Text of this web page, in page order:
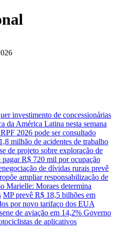
investimento de concessionárias
da América Latina nesta semana
2026 pode ser consultado
milhão de acidentes de trabalho
de projeto sobre exploração de
pagar R$ 720 mil por ocupação
de dívidas rurais prevê
ampliar responsabilização de
Marielle: Moraes determina
MP prevê R$ 18,5 bilhões em
por novo tarifaço dos EUA
de aviação em 14,2% Governo
de aplicativos